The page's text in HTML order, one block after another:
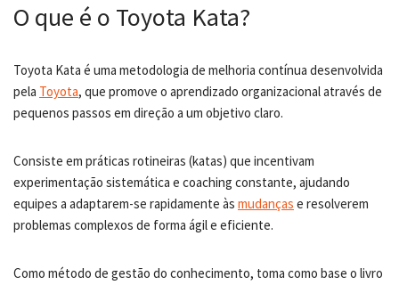
O que é o Toyota Kata?
Toyota Kata é uma metodologia de melhoria contínua desenvolvida
pela Toyota, que promove o aprendizado organizacional através de
pequenos passos em direção a um objetivo claro.
Consiste em práticas rotineiras (katas) que incentivam
experimentação sistemática e coaching constante, ajudando
equipes a adaptarem-se rapidamente às mudanças e resolverem
problemas complexos de forma ágil e eficiente.
Como método de gestão do conhecimento, toma como base o livro